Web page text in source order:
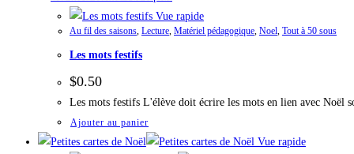
Vue rapide
Au fil des saisons, Lecture, Matériel pédagogique, Noel, Tout à 50 sous
Les mots festifs
$0.50
Les mots festifs L'élève doit écrire les mots en lien avec Noël
Ajouter au panier
Vue rapide